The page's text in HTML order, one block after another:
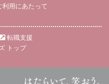
利用にあたって
転職支援
トップ